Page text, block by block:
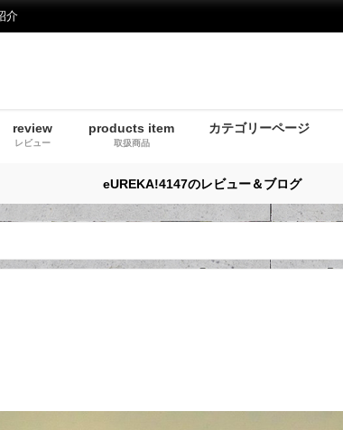
介
review
レビュー
products item
取扱商品
カテゴリーページ
eUREKA!4147のレビュー＆ブログ